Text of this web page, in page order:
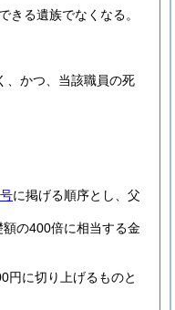
きる遺族でなくなる。
、かつ、当該職員の死
に掲げる順序とし、父
の400倍に相当する金
円に切り上げるものと